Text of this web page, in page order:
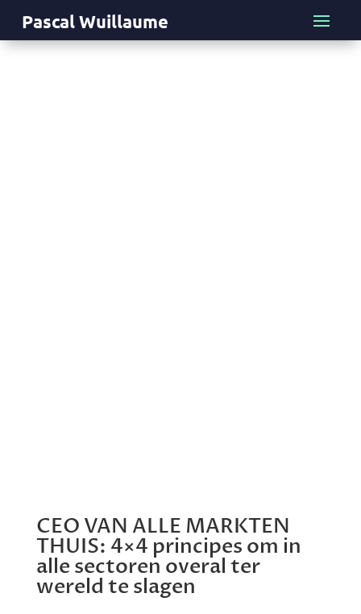
Pascal Wuillaume
CEO VAN ALLE MARKTEN
THUIS: 4×4 principes om in
alle sectoren overal ter
wereld te slagen